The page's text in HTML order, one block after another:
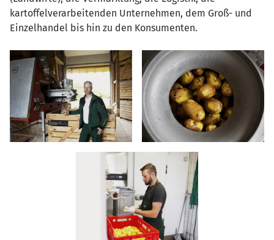
kartoffelverarbeitenden Unternehmen, dem Groß- und
Einzelhandel bis hin zu den Konsumenten.